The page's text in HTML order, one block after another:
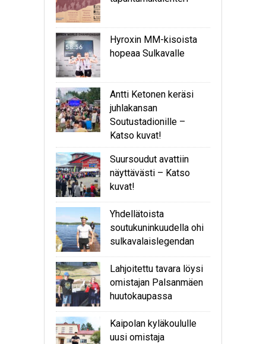
Hyroxin MM-kisoista
hopeaa Sulkavalle
Antti Ketonen keräsi
juhlakansan
Soutustadionille –
Katso kuvat!
Suursoudut avattiin
näyttävästi – Katso
kuvat!
Yhdellätoista
soutukuninkuudella ohi
sulkavalaislegendan
Lahjoitettu tavara löysi
omistajan Palsanmäen
huutokaupassa
Kaipolan kyläkoululle
uusi omistaja